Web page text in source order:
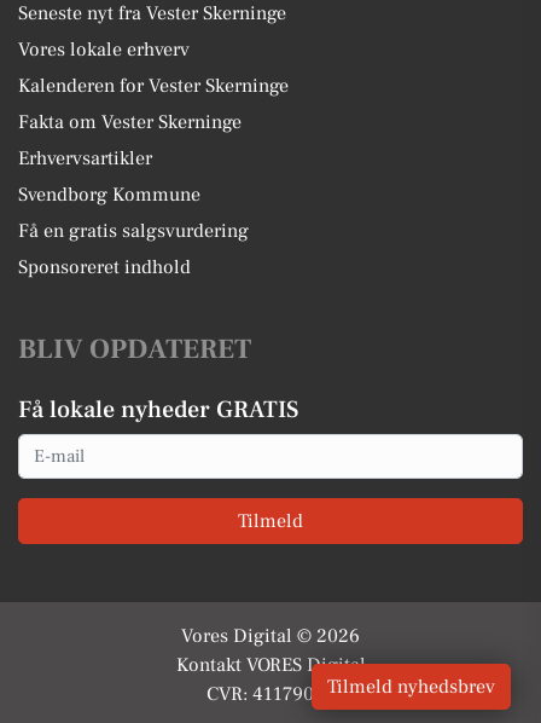
Seneste nyt fra Vester Skerninge
Vores lokale erhverv
Kalenderen for Vester Skerninge
Fakta om Vester Skerninge
Erhvervsartikler
Svendborg Kommune
Få en gratis salgsvurdering
Sponsoreret indhold
BLIV OPDATERET
Få lokale nyheder GRATIS
Email
Tilmeld
Vores Digital © 2026
Kontakt VORES Digital
CVR: 41179082Tilmeld nyhedsbrev